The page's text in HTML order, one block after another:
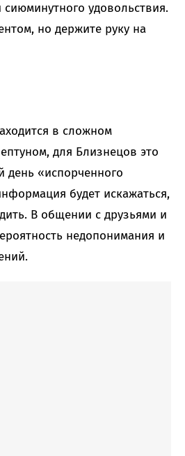
сиюминутного удовольствия.
но держите руку на
в сложном
для Близнецов это
день «испорченного
будет искажаться,
В общении с друзьями и
недопонимания и